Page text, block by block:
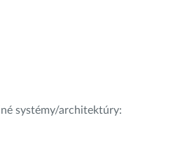
systémy/architektúry: